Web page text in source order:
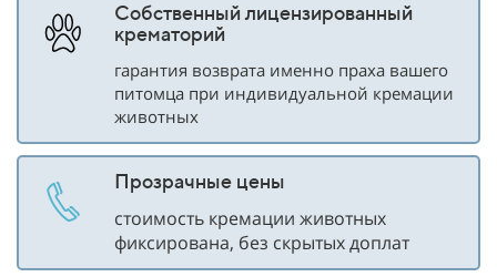
Собственный лицензированный
крематорий
гарантия возврата именно праха вашего
питомца при индивидуальной кремации
животных
Прозрачные цены
стоимость кремации животных
фиксирована, без скрытых доплат